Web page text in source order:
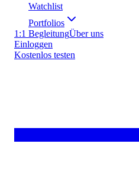
Watchlist
Portfolios
1:1 BegleitungÜber uns
Einloggen
Kostenlos testen